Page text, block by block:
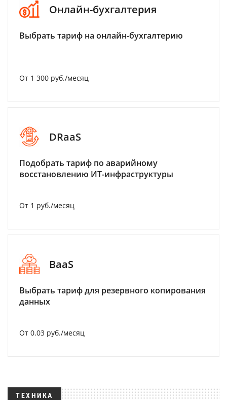
Онлайн-бухгалтерия
Выбрать тариф на онлайн-бухгалтерию
От 1 300 руб./месяц
DRaaS
Подобрать тариф по аварийному
восстановлению ИТ-инфраструктуры
От 1 руб./месяц
BaaS
Выбрать тариф для резервного копирования
данных
От 0.03 руб./месяц
ТЕХНИКА